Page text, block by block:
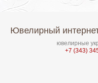
Ювелирный
ювелирные
+7 (343)